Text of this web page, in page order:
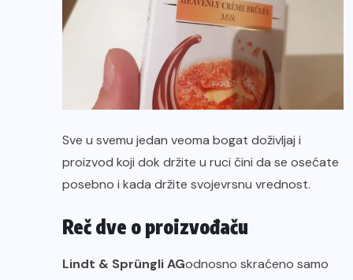
Sve u svemu jedan veoma bogat doživljaj i
proizvod koji dok držite u ruci čini da se osećate
posebno i kada držite svojevrsnu vrednost.
Reč dve o proizvođaču
Lindt & Sprüngli AGodnosno skraćeno samo